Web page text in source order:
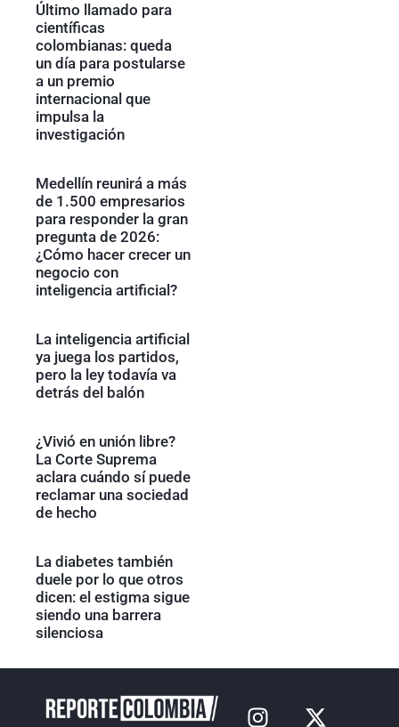
Último llamado para
científicas
colombianas: queda
un día para postularse
a un premio
internacional que
impulsa la
investigación
Medellín reunirá a más
de 1.500 empresarios
para responder la gran
pregunta de 2026:
¿Cómo hacer crecer un
negocio con
inteligencia artificial?
La inteligencia artificial
ya juega los partidos,
pero la ley todavía va
detrás del balón
¿Vivió en unión libre?
La Corte Suprema
aclara cuándo sí puede
reclamar una sociedad
de hecho
La diabetes también
duele por lo que otros
dicen: el estigma sigue
siendo una barrera
silenciosa